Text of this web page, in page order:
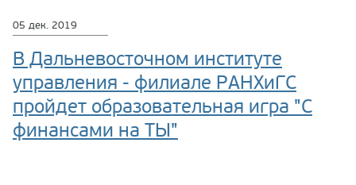
05 дек. 2019
В Дальневосточном институте
управления - филиале РАНХиГС
пройдет образовательная игра "С
финансами на ТЫ"